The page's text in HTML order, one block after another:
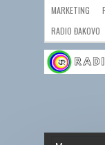
MARKETING
RADIO ĐAKOVO